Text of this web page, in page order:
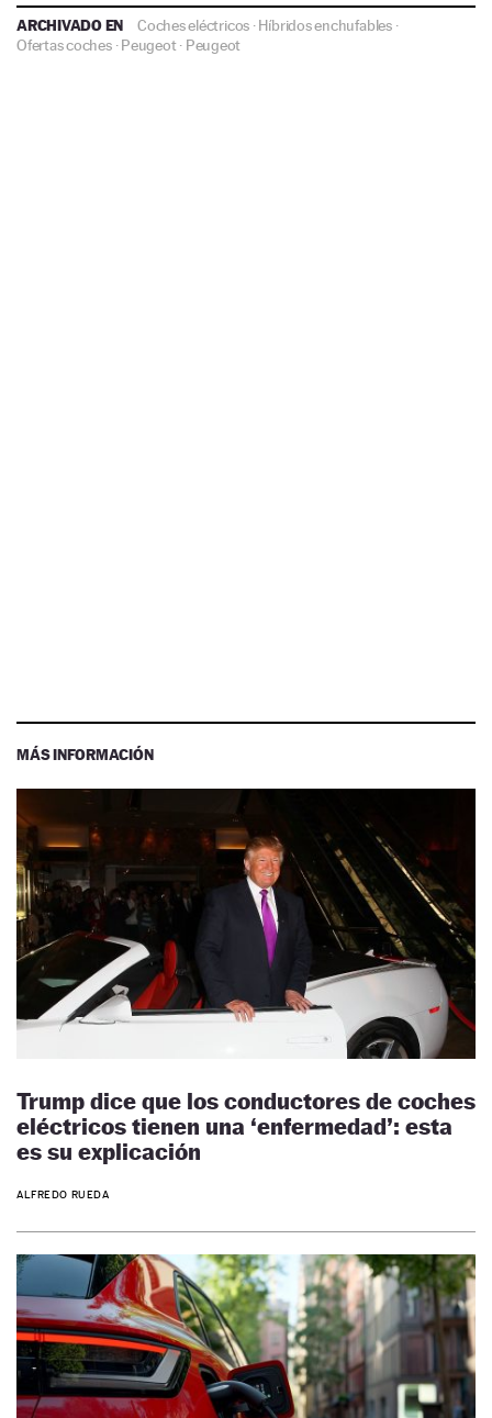
ARCHIVADO EN Coches eléctricos ·Híbridos enchufables·
Ofertas coches·Peugeot· Peugeot
MÁS INFORMACIÓN
Trump dice que los conductores de coches
eléctricos tienen una ‘enfermedad’: esta
es su explicación
ALFREDO RUEDA